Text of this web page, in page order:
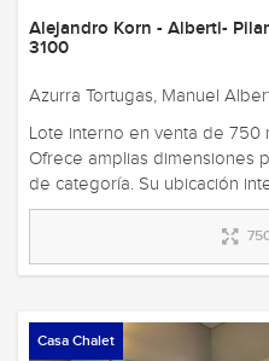
Alejandro Korn - Alberti- Pilar
3100
Azurra Tortugas, Manuel
Lote interno en venta de 750
Ofrece amplias dimensiones
de categoría. Su ubicación
Casa Chalet